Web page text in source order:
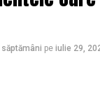
bine organizată
detalii. În plus,
să găsească
și să
pe iulie 29,